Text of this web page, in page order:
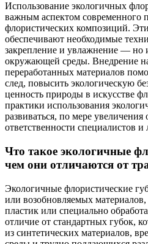
Использование экологичных
важным аспектом современного
флористических композиций.
обеспечивают необходимые
закрепление и увлажнение — но
окружающей среды. Внедрение
переработанных материалов
след, повысить экологическую
ценность природы в искусстве
практики использования
развиваться, по мере увеличения
ответственности специалистов
Что такое экологичные
чем они отличаются от
Экологичные флористические
или возобновляемых
пластик или специально
отличие от стандартных губок,
из синтетических материалов,